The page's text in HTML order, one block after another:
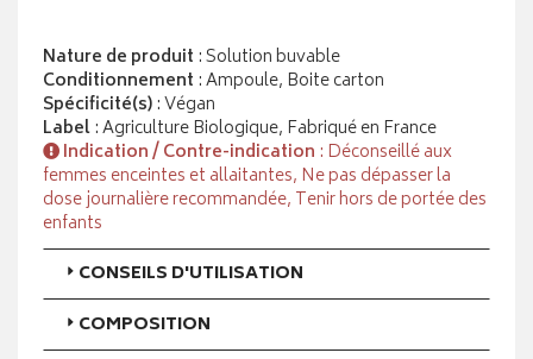
Nature de produit : Solution buvable
Conditionnement : Ampoule, Boite carton
Spécificité(s): Végan
Label: Agriculture Biologique, Fabriqué en France
Indication / Contre-indication : Déconseillé aux
femmes enceintes et allaitantes, Ne pas dépasser la
dose journalière recommandée, Tenir hors de portée des
enfants
CONSEILS D'UTILISATION
COMPOSITION